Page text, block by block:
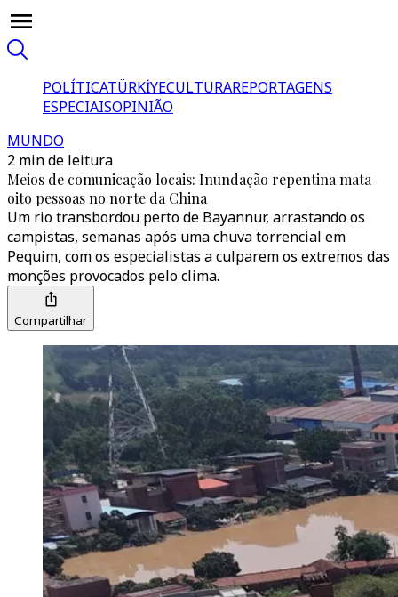
POLÍTICATÜRKİYECULTURAREPORTAGENS
ESPECIAISOPINIÃO
MUNDO
2 min de leitura
Meios de comunicação locais: Inundação repentina mata
oito pessoas no norte da China
Um rio transbordou perto de Bayannur, arrastando os
campistas, semanas após uma chuva torrencial em
Pequim, com os especialistas a culparem os extremos das
monções provocados pelo clima.
Compartilhar